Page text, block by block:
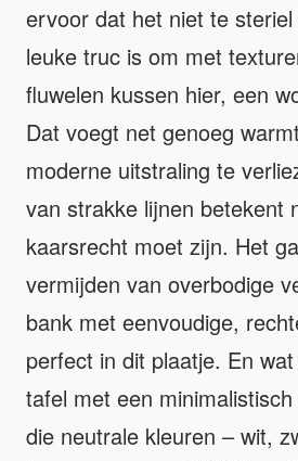
ervoor dat het niet te
leuke truc is om met
fluwelen kussen hier, een
Dat voegt net genoeg
moderne uitstraling te
van strakke lijnen betekent
kaarsrecht moet zijn. Het
vermijden van overbodige
bank met eenvoudige,
perfect in dit plaatje. En
tafel met een
die neutrale kleuren – wit,